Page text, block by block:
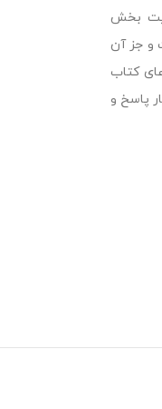
بخش
و جز آن
کتاب
پاسخ و